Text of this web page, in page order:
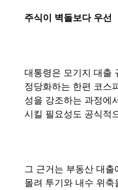
주식이 벽돌보다 우선
대통령은 모기지 대출
정당화하는 한편 코스
성을 강조하는 과정에
시킬 필요성도 공식적
그 근거는 부동산 대출
몰려 투기와 내수 위